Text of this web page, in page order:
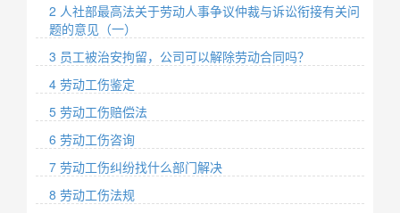
2 人社部最高法关于劳动人事争议仲裁与诉讼衔接有关问
题的意见（一）
3 员工被治安拘留，公司可以解除劳动合同吗？
4 劳动工伤鉴定
5 劳动工伤赔偿法
6 劳动工伤咨询
7 劳动工伤纠纷找什么部门解决
8 劳动工伤法规